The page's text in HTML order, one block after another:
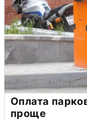
Оплата
проще